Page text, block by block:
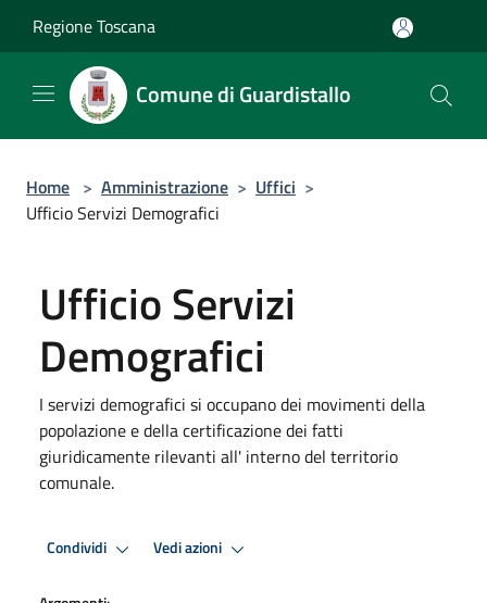
Regione Toscana
Comune di Guardistallo
Home > Amministrazione > Uffici >
Ufficio Servizi Demografici
Ufficio Servizi
Demografici
I servizi demografici si occupano dei movimenti della
popolazione e della certificazione dei fatti
giuridicamente rilevanti all' interno del territorio
comunale.
Condividi Vedi azioni